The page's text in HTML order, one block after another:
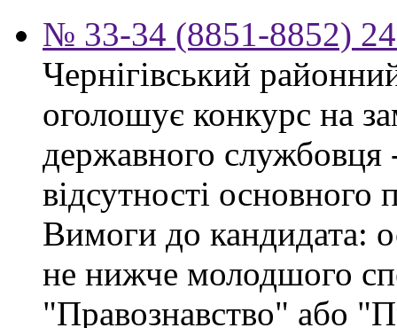
№ 33-34 (8851-8852) 24
Чернігівський
оголошує конкурс на
державного службовця
відсутності основного
Вимоги до кандидата:
не нижче молодшого
"Правознавство" або